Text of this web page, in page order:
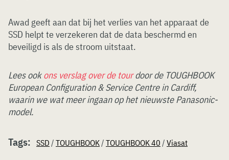
Awad geeft aan dat bij het verlies van het apparaat de
SSD helpt te verzekeren dat de data beschermd en
beveiligd is als de stroom uitstaat.
Lees ookons verslag over de tourdoor de TOUGHBOOK
European Configuration & Service Centre in Cardiff,
waarin we wat meer ingaan op het nieuwste Panasonic-
model.
Tags: SSD / TOUGHBOOK/ TOUGHBOOK 40 / Viasat